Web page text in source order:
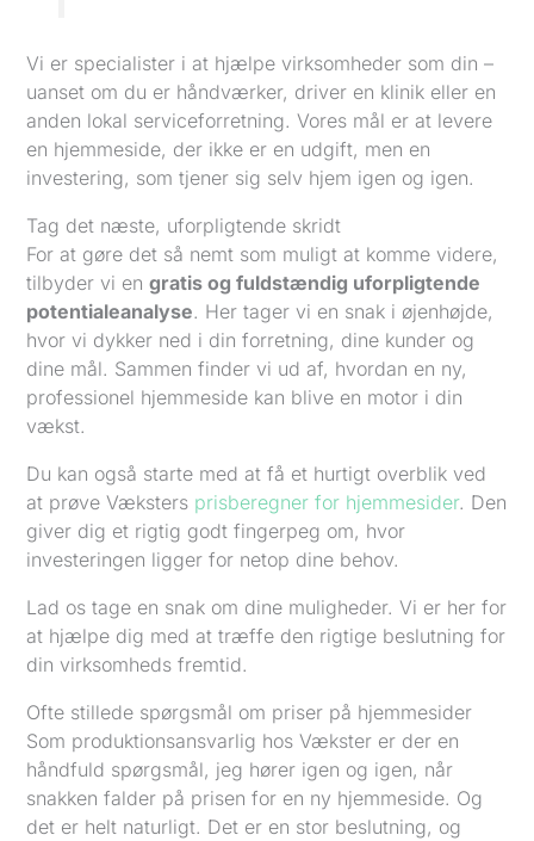
Vi er specialister i at hjælpe virksomheder som din –
uanset om du er håndværker, driver en klinik eller en
anden lokal serviceforretning. Vores mål er at levere
en hjemmeside, der ikke er en udgift, men en
investering, som tjener sig selv hjem igen og igen.
Tag det næste, uforpligtende skridt
For at gøre det så nemt som muligt at komme videre,
tilbyder vi engratis og fuldstændig uforpligtende
potentialeanalyse. Her tager vi en snak i øjenhøjde,
hvor vi dykker ned i din forretning, dine kunder og
dine mål. Sammen finder vi ud af, hvordan en ny,
professionel hjemmeside kan blive en motor i din
vækst.
Du kan også starte med at få et hurtigt overblik ved
at prøve Væksters prisberegner for hjemmesider. Den
giver dig et rigtig godt fingerpeg om, hvor
investeringen ligger for netop dine behov.
Lad os tage en snak om dine muligheder. Vi er her for
at hjælpe dig med at træffe den rigtige beslutning for
din virksomheds fremtid.
Ofte stillede spørgsmål om priser på hjemmesider
Som produktionsansvarlig hos Vækster er der en
håndfuld spørgsmål, jeg hører igen og igen, når
snakken falder på prisen for en ny hjemmeside. Og
det er helt naturligt. Det er en stor beslutning, og